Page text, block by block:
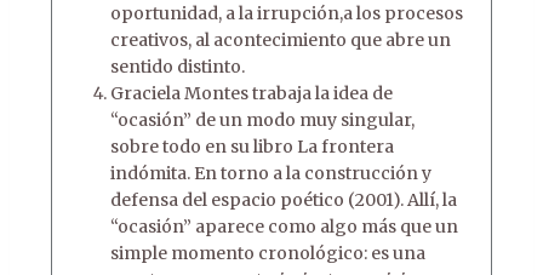
oportunidad, a la irrupción,a los procesos
creativos, al acontecimiento que abre un
sentido distinto.
Graciela Montes trabaja la idea de
“ocasión” de un modo muy singular,
sobre todo en su libro La frontera
indómita. En torno a la construcción y
defensa del espacio poético (2001). Allí, la
“ocasión” aparece como algo más que un
simple momento cronológico: es una